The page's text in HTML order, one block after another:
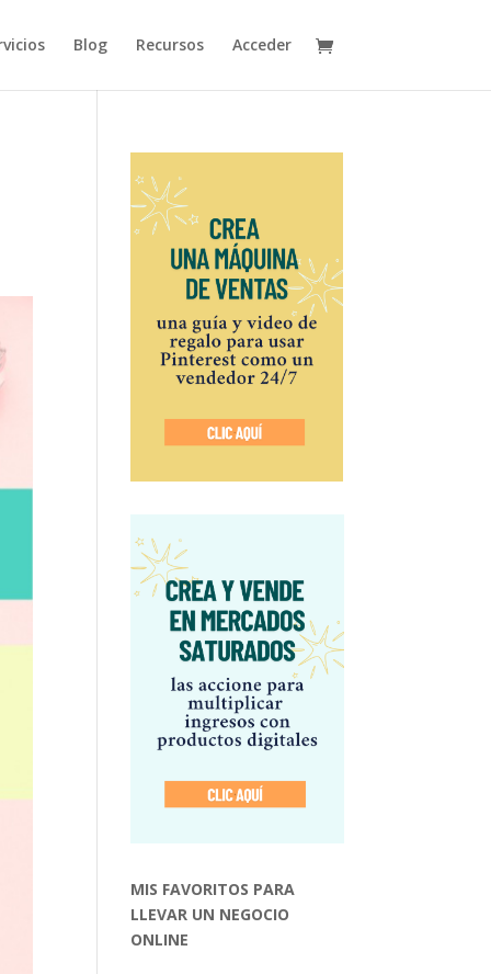
Blog Recursos Acceder
MIS FAVORITOS PARA
LLEVAR UN NEGOCIO
ONLINE